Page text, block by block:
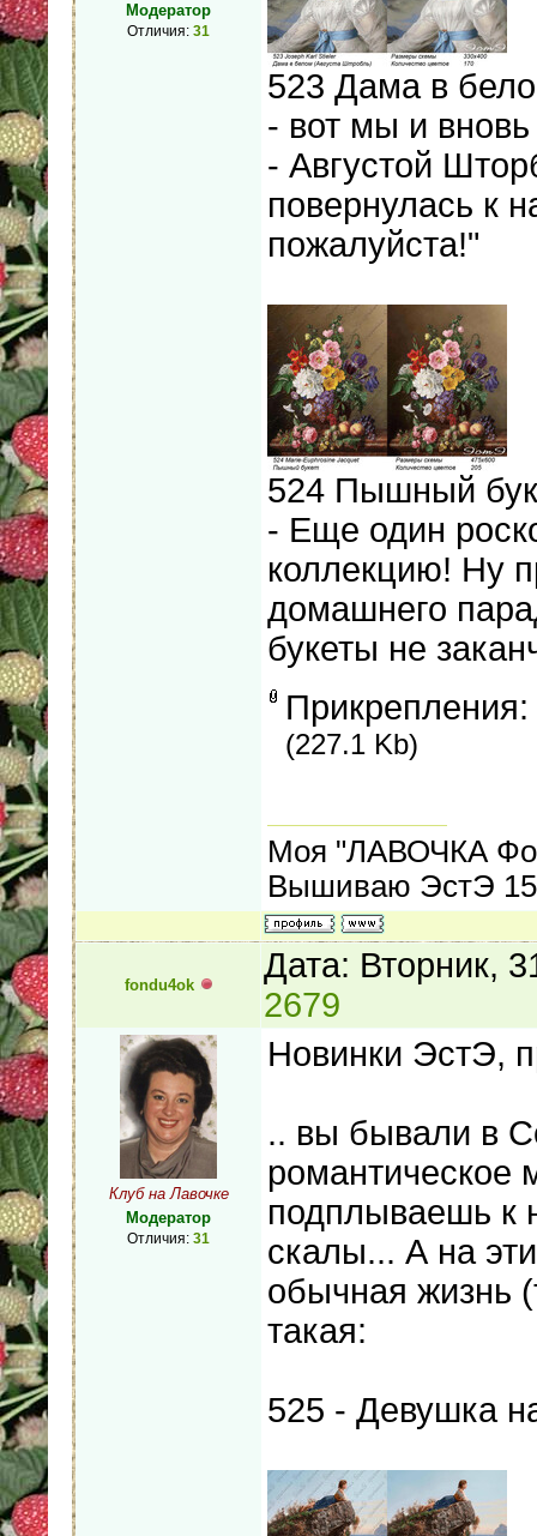
Модератор
Отличия: 31
523 Дама в
- вот мы и
- Августой
повернулась к
пожалуйста!"
524 Пышный
- Еще один
коллекцию! Ну
домашнего
букеты не
Прикрепления:
(227.1 Kb)
Моя "ЛАВОЧКА
Вышиваю ЭстЭ
fondu4ok
Дата: Вторник,
2679
Клуб на Лавочке
Модератор
Отличия: 31
Новинки ЭстЭ,
.. вы бывали в
романтическое
подплываешь к
скалы... А на
обычная жизнь
такая:
525 - Девушка